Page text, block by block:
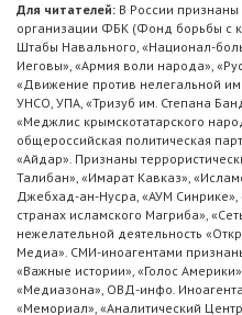
Для читателей: В России
организации ФБК (Фонд борьбы с
Штабы Навального, «Национал-
Иеговы», «Армия воли народа»,
«Движение против нелегальной
УНСО, УПА, «Тризуб им. Степана
«Меджлис крымскотатарского
общероссийская политическая
«Айдар». Признаны
Талибан», «Имарат Кавказ»,
Джебхад-ан-Нусра, «АУМ Синрике»,
странах исламского Магриба»,
нежелательной деятельность
Медиа». СМИ-иноагентами
«Важные истории», «Голос
«Медиазона», ОВД-инфо.
«Мемориал», «Аналитический